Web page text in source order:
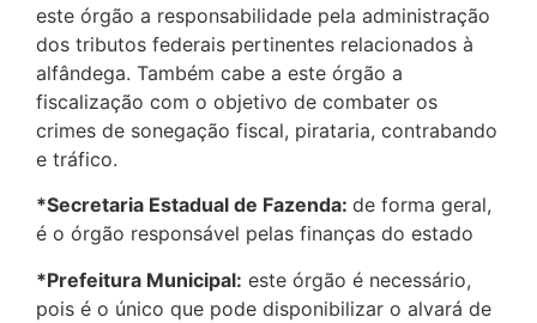
este órgão a responsabilidade pela administração
dos tributos federais pertinentes relacionados à
alfândega. Também cabe a este órgão a
fiscalização com o objetivo de combater os
crimes de sonegação fiscal, pirataria, contrabando
e tráfico.
*Secretaria Estadual de Fazenda: de forma geral,
é o órgão responsável pelas finanças do estado
*Prefeitura Municipal: este órgão é necessário,
pois é o único que pode disponibilizar o alvará de